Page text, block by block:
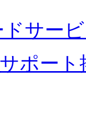
サー
サポート